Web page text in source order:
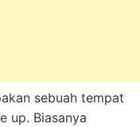
sebuah tempat
up. Biasanya